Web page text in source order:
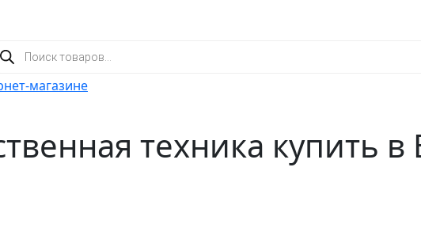
магазине
техника купить в